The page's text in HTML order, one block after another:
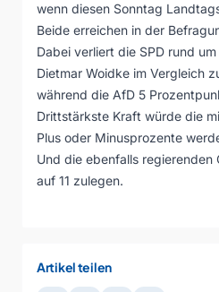
wenn diesen Sonntag
Beide erreichen in der
Dabei verliert die SPD rund
Dietmar Woidke im Vergleich
während die AfD 5
Drittstärkste Kraft würde die
Plus oder Minusprozente
Und die ebenfalls regierenden
auf 11 zulegen.
Artikel teilen